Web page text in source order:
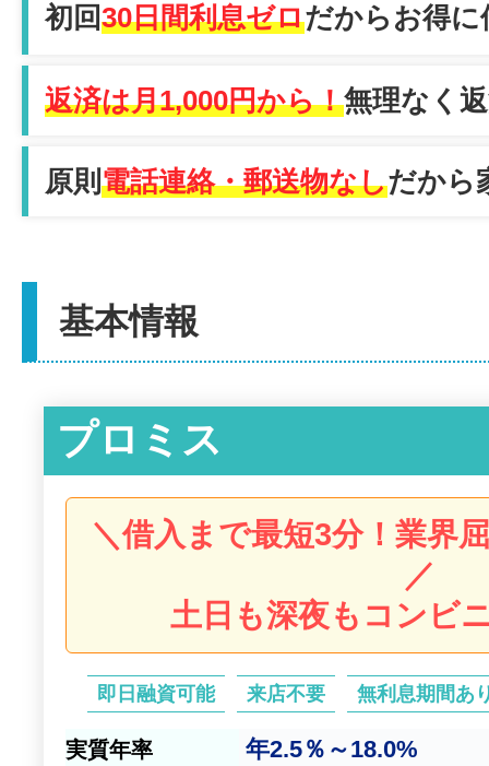
初回30日間利息ゼロだからお得
返済は月1,000円から！無理なく
原則 電話連絡・郵送物なしだから
基本情報
プロミス
＼借入まで最短3分！業界
／
土日も深夜もコンビ
即日融資可能 来店不要 無利息期間あ
実質年率 年2.5％～18.0%